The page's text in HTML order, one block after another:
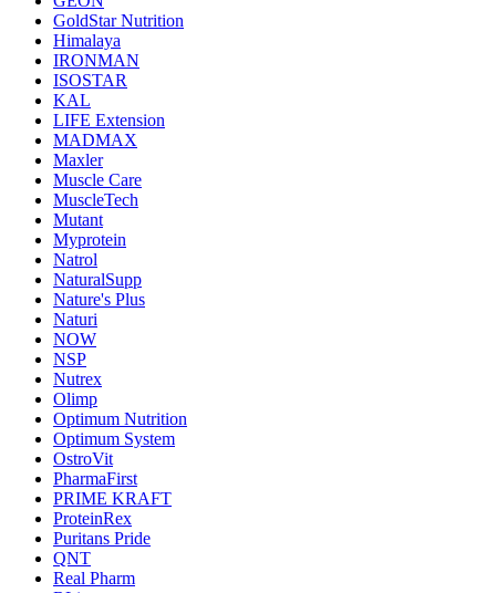
GoldStar Nutrition
Himalaya
IRONMAN
ISOSTAR
KAL
LIFE Extension
MADMAX
Maxler
Muscle Care
MuscleTech
Mutant
Myprotein
Natrol
NaturalSupp
Nature's Plus
Naturi
NOW
NSP
Nutrex
Olimp
Optimum Nutrition
Optimum System
OstroVit
PharmaFirst
PRIME KRAFT
ProteinRex
Puritans Pride
QNT
Real Pharm